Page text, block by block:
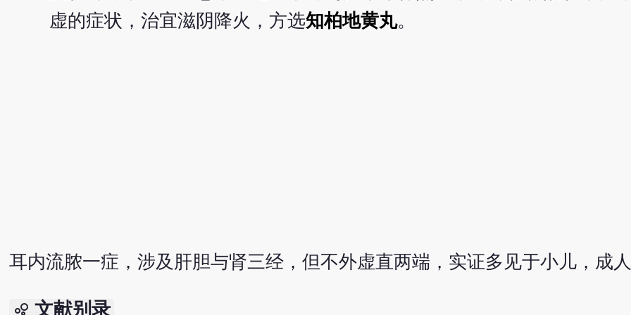
虚的症状，治宜滋阴降火，方选知柏地黄丸。
耳内流脓一症，涉及肝胆与肾三经，但不外虚直两端，实证多见于小儿，成人
bubble_chart 文献别录